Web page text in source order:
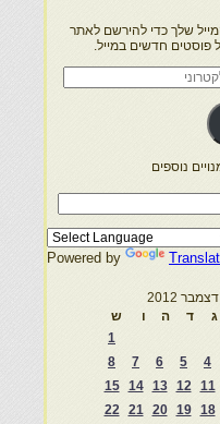
שלך כדי להירשם לאתר
פוסטים חדשים במייל.
Powered by
דצמבר 2012
ג ד ה ו
ש
1
4
5
6
7
8
11
12
13
14
15
18
19
20
21
22